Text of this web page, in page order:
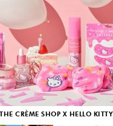
THE CRÈME SHOP X HELLO KITTY